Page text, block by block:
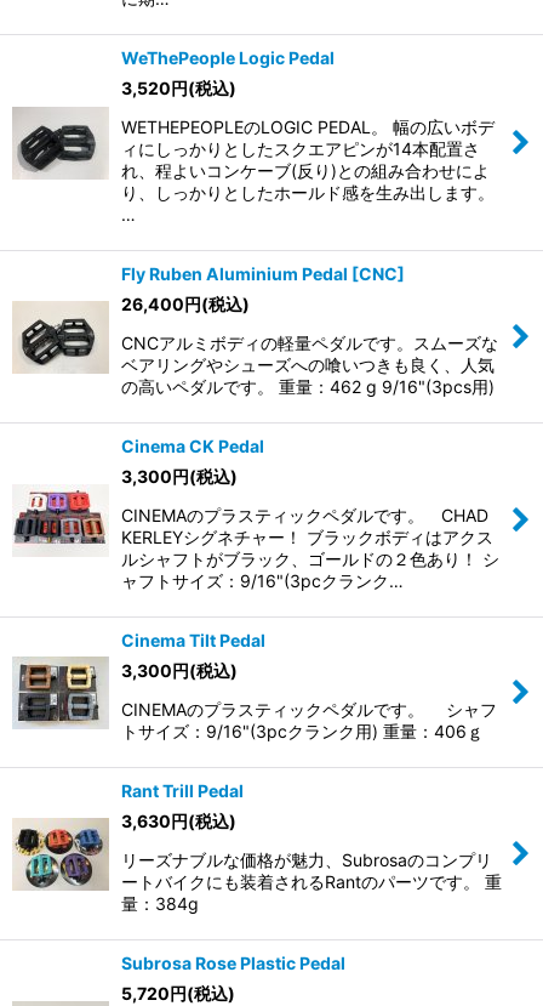
WeThePeople Logic Pedal
3,520円(税込)
WETHEPEOPLEのLOGIC PEDAL。 幅の広いボデ
ィにしっかりとしたスクエアピンが14本配置さ
れ、程よいコンケーブ(反り)との組み合わせによ
り、しっかりとしたホールド感を生み出します。
…
Fly Ruben Aluminium Pedal [CNC]
26,400円(税込)
CNCアルミボディの軽量ペダルです。スムーズな
ベアリングやシューズへの喰いつきも良く、人気
の高いペダルです。 重量：462 g 9/16"(3pcs用)
Cinema CK Pedal
3,300円(税込)
CINEMAのプラスティックペダルです。 CHAD
KERLEYシグネチャー！ ブラックボディはアクス
ルシャフトがブラック、ゴールドの２色あり！ シ
ャフトサイズ：9/16"(3pcクランク…
Cinema Tilt Pedal
3,300円(税込)
CINEMAのプラスティックペダルです。 シャフ
トサイズ：9/16"(3pcクランク用) 重量：406ｇ
Rant Trill Pedal
3,630円(税込)
リーズナブルな価格が魅力、Subrosaのコンプリ
ートバイクにも装着されるRantのパーツです。 重
量：384g
Subrosa Rose Plastic Pedal
5,720円(税込)